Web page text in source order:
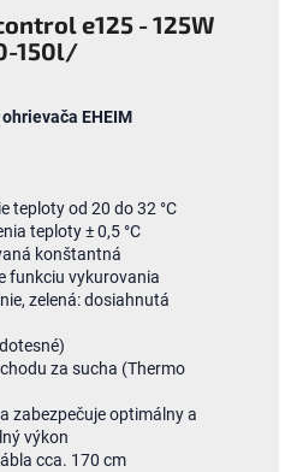
e125 - 125W
150l/
ohrievača EHEIM
teplotyod 20 do32 °C
teploty ±0,5 °C
konštantná
funkciu vykurovania
, zelená:dosiahnutá
)
chodu za sucha (Thermo
zabezpečujeoptimálnya
výkon
cca. 170 cm